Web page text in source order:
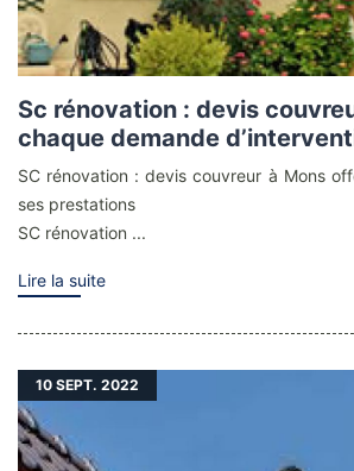
Sc rénovation : devis
chaque demande
SC rénovation : devis couvreur à Mons
ses prestations
SC rénovation ...
Lire la suite
10 SEPT. 2022